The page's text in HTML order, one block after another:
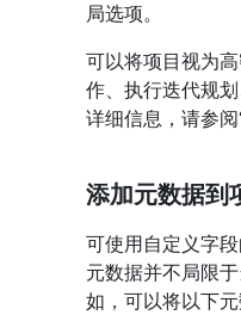
局选项。
可以将项目视为
作、执行迭代规
详细信息，请参阅
添加元数据到
可使用自定义字
元数据并不局限
如，可以将以下